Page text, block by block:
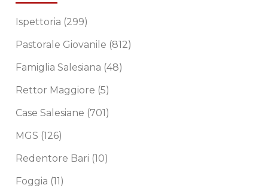
Ispettoria (299)
Pastorale Giovanile (812)
Famiglia Salesiana (48)
Rettor Maggiore (5)
Case Salesiane (701)
MGS (126)
Redentore Bari (10)
Foggia (11)